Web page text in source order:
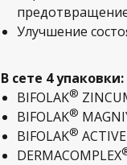
Улучшение
В сете 4 упаковки:
BIFOLAK®
BIFOLAK®
BIFOLAK®
DERMACOMPLEX